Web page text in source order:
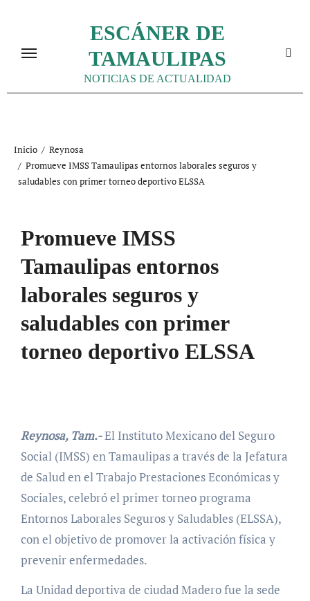
contenido
ESCÁNER DE
TAMAULIPAS
NOTICIAS DE ACTUALIDAD
Inicio
Reynosa
Promueve IMSS Tamaulipas entornos laborales seguros y
saludables con primer torneo deportivo ELSSA
Promueve IMSS
Tamaulipas entornos
laborales seguros y
saludables con primer
torneo deportivo ELSSA
Reynosa, Tam.-El Instituto Mexicano del Seguro
Social (IMSS) en Tamaulipas a través de la Jefatura
de Salud en el Trabajo Prestaciones Económicas y
Sociales, celebró el primer torneo programa
Entornos Laborales Seguros y Saludables (ELSSA),
con el objetivo de promover la activación física y
prevenir enfermedades.
La Unidad deportiva de ciudad Madero fue la sede